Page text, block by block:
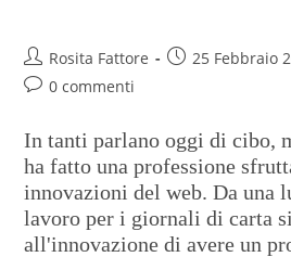
Rosita Fattore 25 Febbraio
0 commenti
In tanti parlano oggi di cibo,
ha fatto una professione
innovazioni del web. Da una
lavoro per i giornali di carta
all'innovazione di avere un